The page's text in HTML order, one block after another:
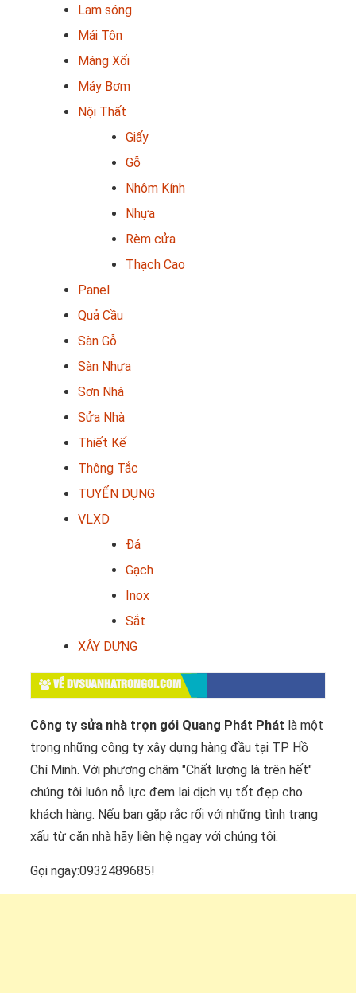
Lam sóng
Mái Tôn
Máng Xối
Máy Bơm
Nội Thất
Giấy
Gỗ
Nhôm Kính
Nhựa
Rèm cửa
Thạch Cao
Panel
Quả Cầu
Sàn Gỗ
Sàn Nhựa
Sơn Nhà
Sửa Nhà
Thiết Kế
Thông Tắc
TUYỂN DỤNG
VLXD
Đá
Gạch
Inox
Sắt
XÂY DỰNG
VỀ DVSUANHATRONGOI.COM
Công ty sửa nhà trọn gói Quang Phát Phát là một
trong những công ty xây dựng hàng đầu tại TP Hồ
Chí Minh. Với phương châm "Chất lượng là trên hết"
chúng tôi luôn nỗ lực đem lại dịch vụ tốt đẹp cho
khách hàng. Nếu bạn gặp rắc rối với những tình trạng
xấu từ căn nhà hãy liên hệ ngay với chúng tôi.
Gọi ngay:0932489685!